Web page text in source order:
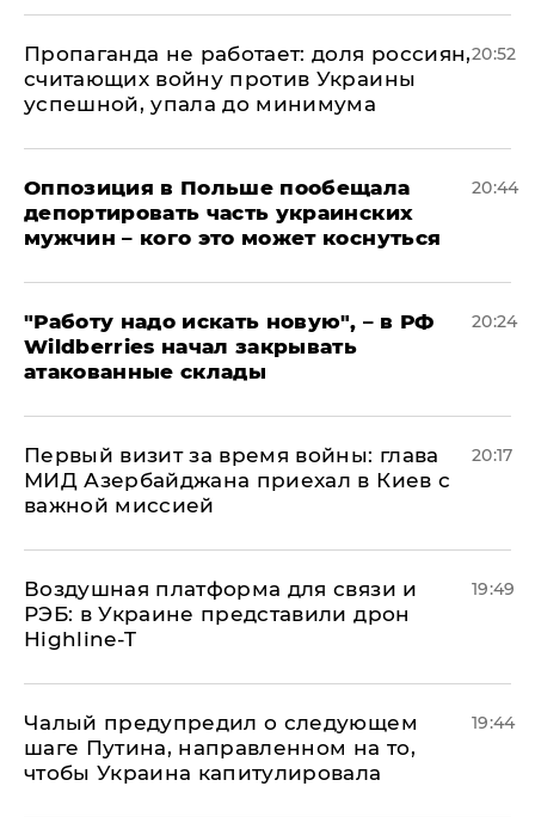
​Пропаганда не работает: доля россиян,
считающих войну против Украины
успешной, упала до минимума
20:52
Оппозиция в Польше пообещала
депортировать часть украинских
мужчин – кого это может коснуться
20:44
"Работу надо искать новую", – в РФ
Wildberries начал закрывать
атакованные склады
20:24
Первый визит за время войны: глава
МИД Азербайджана приехал в Киев с
важной миссией
20:17
Воздушная платформа для связи и
РЭБ: в Украине представили дрон
Highline-T
19:49
Чалый предупредил о следующем
шаге Путина, направленном на то,
чтобы Украина капитулировала
19:44